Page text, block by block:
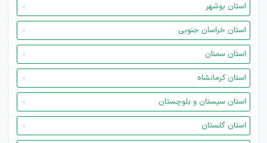
استان بوشهر
استان خراسان جنوبی
استان سمنان
استان کرمانشاه
استان سیستان و بلوچستان
استان گلستان